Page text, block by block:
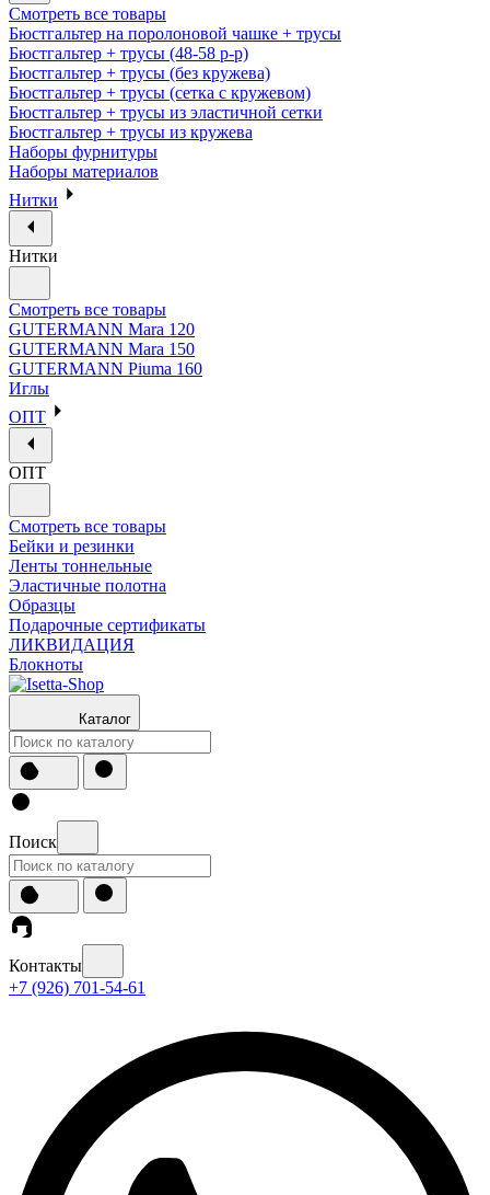
Смотреть все товары
Бюстгальтер на поролоновой чашке + трусы
Бюстгальтер + трусы (48-58 р-р)
Бюстгальтер + трусы (без кружева)
Бюстгальтер + трусы (сетка с кружевом)
Бюстгальтер + трусы из эластичной сетки
Бюстгальтер + трусы из кружева
Наборы фурнитуры
Наборы материалов
Нитки
Нитки
Смотреть все товары
GUTERMANN Mara 120
GUTERMANN Mara 150
GUTERMANN Piuma 160
Иглы
ОПТ
ОПТ
Смотреть все товары
Бейки и резинки
Ленты тоннельные
Эластичные полотна
Образцы
Подарочные сертификаты
ЛИКВИДАЦИЯ
Блокноты
Каталог
Поиск
Контакты
+7 (926) 701-54-61